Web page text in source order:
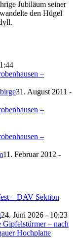
Jubiläum seiner
den Hügel
31. August 2011 -
11. Februar 2012 -
24. Juni 2026 - 10:23